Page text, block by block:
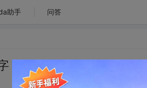
助手 问答